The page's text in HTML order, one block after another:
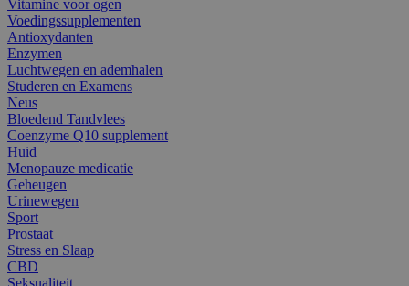
Vitamine voor ogen
Voedingssupplementen
Antioxydanten
Enzymen
Luchtwegen en ademhalen
Studeren en Examens
Neus
Bloedend Tandvlees
Coenzyme Q10 supplement
Huid
Menopauze medicatie
Geheugen
Urinewegen
Sport
Prostaat
Stress en Slaap
CBD
Seksualiteit